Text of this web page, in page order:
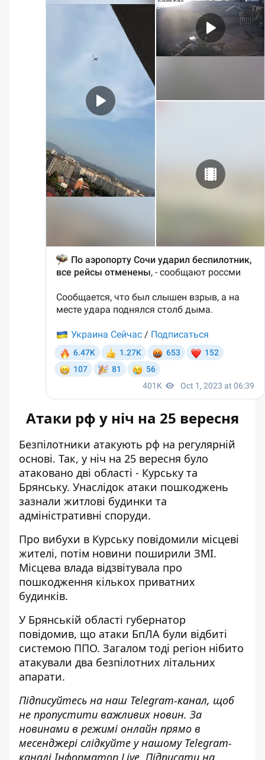
Атаки рф у ніч на 25 вересня
Безпілотники атакують рф на регулярній
основі. Так, у ніч на 25 вересня було
атаковано дві області - Курську та
Брянську. Унаслідок атаки пошкоджень
зазнали житлові будинки та
адміністративні споруди.
Про вибухи в Курську повідомили місцеві
жителі, потім новини поширили ЗМІ.
Місцева влада відзвітувала про
пошкодження кількох приватних
будинків.
У Брянській області губернатор
повідомив, що атаки БпЛА були відбиті
системою ППО. Загалом тоді регіон нібито
атакували два безпілотних літальних
апарати.
Підписуйтесь на наш Telegram-канал, щоб
не пропустити важливих новин. За
новинами в режимі онлайн прямо в
месенджері слідкуйте у нашому Telegram-
каналі Інформатор Live . Підписати на